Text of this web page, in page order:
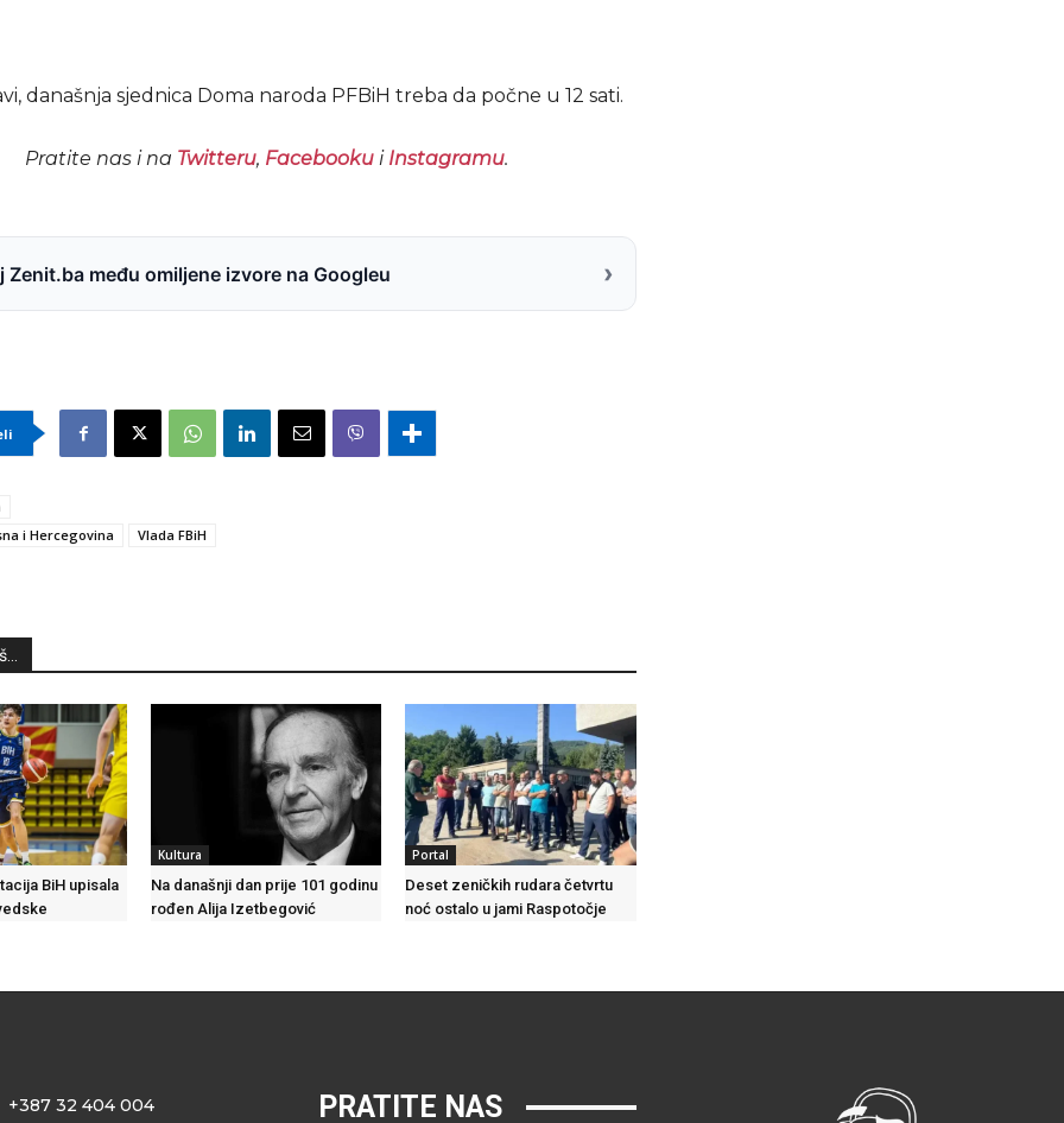
današnja sjednica Doma naroda PFBiH treba da počne u 12 sati.
Pratite nas i na Twitteru, Facebookui Instagramu.
Zenit.ba među omiljene izvore na Googleu ›
i Hercegovina Vlada FBiH
BiH upisala
Kultura
Na današnji dan prije 101 godinu
rođen Alija Izetbegović
Portal
Deset zeničkih rudara četvrtu
noć ostalo u jami Raspotočje
+387 32 404 004 PRATITE NAS